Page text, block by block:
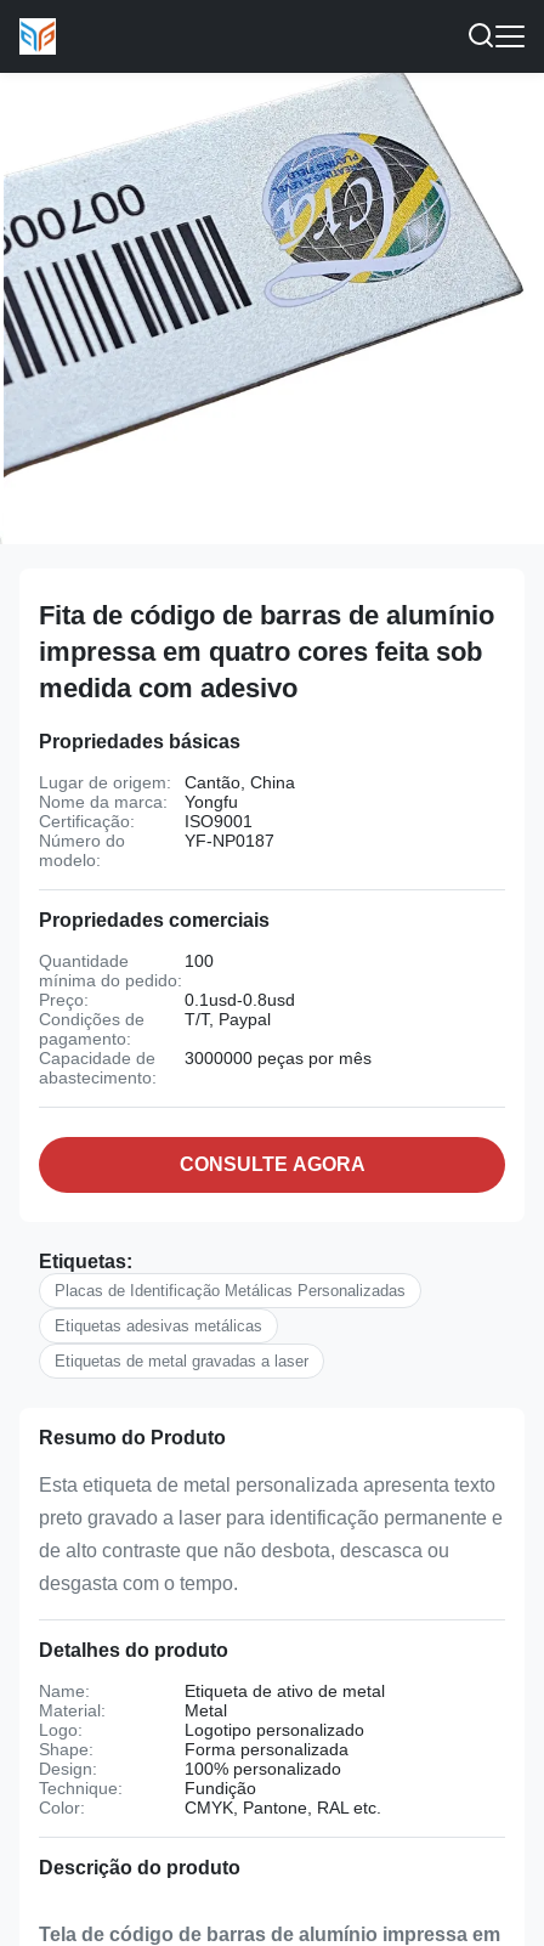
Fita de código de barras de alumínio
impressa em quatro cores feita sob
medida com adesivo
Propriedades básicas
Lugar de origem:
Cantão, China
Nome da marca:
Yongfu
Certificação:
ISO9001
Número do
modelo:
YF-NP0187
Propriedades comerciais
Quantidade
mínima do pedido:
100
Preço:
0.1usd-0.8usd
Condições de
pagamento:
T/T, Paypal
Capacidade de
abastecimento:
3000000 peças por mês
CONSULTE AGORA
Etiquetas:
Placas de Identificação Metálicas Personalizadas
Etiquetas adesivas metálicas
Etiquetas de metal gravadas a laser
Resumo do Produto
Esta etiqueta de metal personalizada apresenta texto
preto gravado a laser para identificação permanente e
de alto contraste que não desbota, descasca ou
desgasta com o tempo.
Detalhes do produto
Name:
Etiqueta de ativo de metal
Material:
Metal
Logo:
Logotipo personalizado
Shape:
Forma personalizada
Design:
100% personalizado
Technique:
Fundição
Color:
CMYK, Pantone, RAL etc.
Descrição do produto
Tela de código de barras de alumínio impressa em